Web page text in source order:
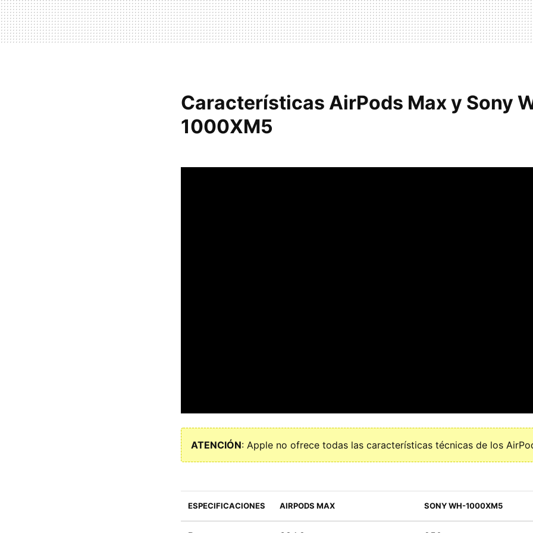
Características AirPods Max y Sony
1000XM5
ATENCIÓN: Apple no ofrece todas las características técnicas de los
ESPECIFICACIONES AIRPODS MAX SONY WH-1000XM5